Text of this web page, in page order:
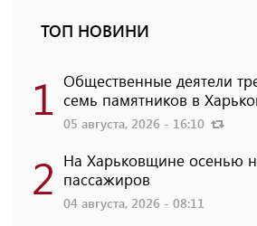
ТОП НОВИНИ
1 Общественные деятели
семь памятников в
05 августа, 2026 - 16:10
2 На Харьковщине осенью
пассажиров
04 августа, 2026 - 08:11